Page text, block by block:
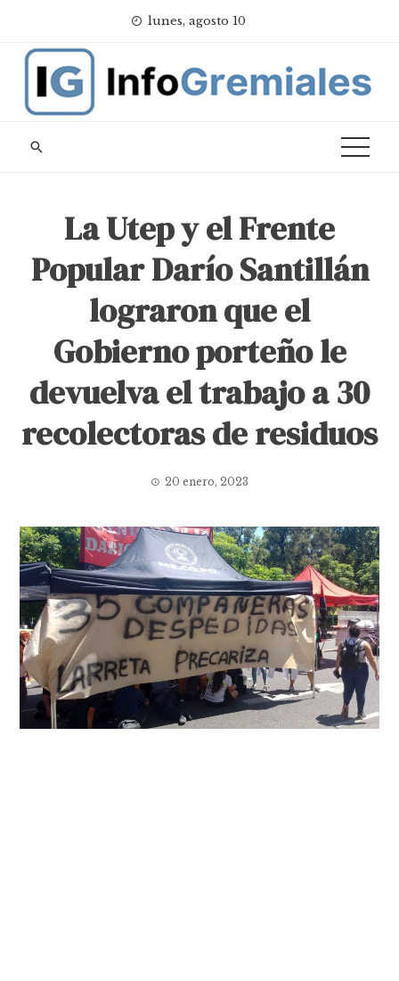
content
lunes, agosto 10
La Utep y el Frente
Popular Darío Santillán
lograron que el
Gobierno porteño le
devuelva el trabajo a 30
recolectoras de residuos
20 enero, 2023